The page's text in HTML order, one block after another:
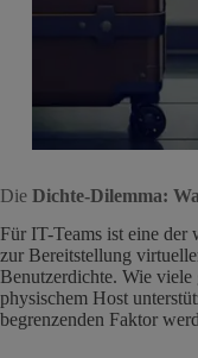
Die Dichte-Dilemma:
Für IT-Teams ist eine
zur Bereitstellung
Benutzerdichte. Wie
physischem Host
begrenzenden Faktor